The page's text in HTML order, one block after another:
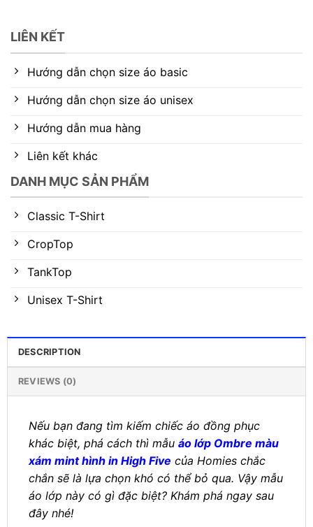
LIÊN KẾT
Hướng dẫn chọn size áo basic
Hướng dẫn chọn size áo unisex
Hướng dẫn mua hàng
Liên kết khác
DANH MỤC SẢN PHẨM
Classic T-Shirt
CropTop
TankTop
Unisex T-Shirt
DESCRIPTION
REVIEWS (0)
Nếu bạn đang tìm kiếm chiếc áo đồng phục
khác biệt, phá cách thì mẫu áo lớp Ombre màu
xám mint hình in High Five của Homies chắc
chắn sẽ là lựa chọn khó có thể bỏ qua. Vậy mẫu
áo lớp này có gì đặc biệt? Khám phá ngay sau
đây nhé!